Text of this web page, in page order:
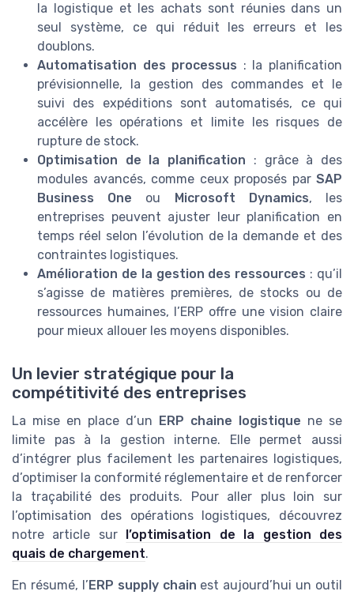
la logistique et les achats sont réunies dans un
seul système, ce qui réduit les erreurs et les
doublons.
Automatisation des processus : la planification
prévisionnelle, la gestion des commandes et le
suivi des expéditions sont automatisés, ce qui
accélère les opérations et limite les risques de
rupture de stock.
Optimisation de la planification : grâce à des
modules avancés, comme ceux proposés par SAP
Business One ou Microsoft Dynamics, les
entreprises peuvent ajuster leur planification en
temps réel selon l’évolution de la demande et des
contraintes logistiques.
Amélioration de la gestion des ressources : qu’il
s’agisse de matières premières, de stocks ou de
ressources humaines, l’ERP offre une vision claire
pour mieux allouer les moyens disponibles.
Un levier stratégique pour la
compétitivité des entreprises
La mise en place d’un ERP chaine logistique ne se
limite pas à la gestion interne. Elle permet aussi
d’intégrer plus facilement les partenaires logistiques,
d’optimiser la conformité réglementaire et de renforcer
la traçabilité des produits. Pour aller plus loin sur
l’optimisation des opérations logistiques, découvrez
notre article sur l’optimisation de la gestion des
quais de chargement.
En résumé, l’ERP supply chain est aujourd’hui un outil